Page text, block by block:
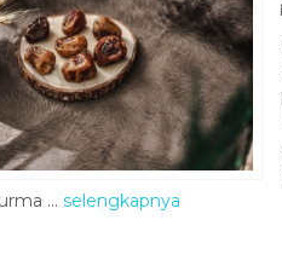
... selengkapnya